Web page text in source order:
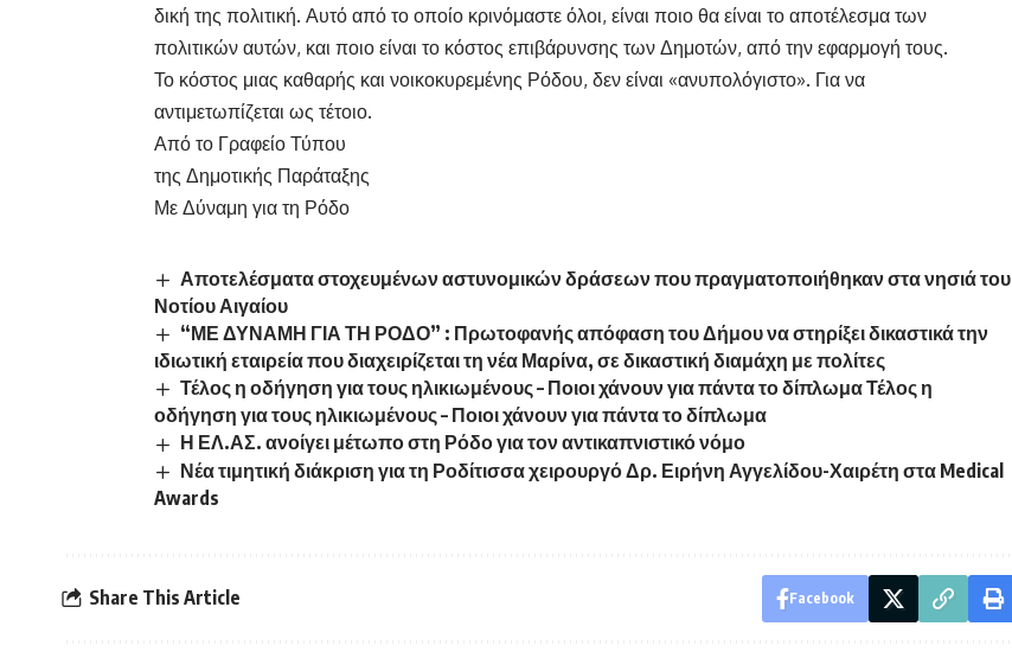
δική της πολιτική. Αυτό από το οποίο κρινόμαστε όλοι, είναι ποιο θα είναι το αποτέλεσμα των
πολιτικών αυτών, και ποιο είναι το κόστος επιβάρυνσης των Δημοτών, από την εφαρμογή τους.
Το κόστος μιας καθαρής και νοικοκυρεμένης Ρόδου, δεν είναι «ανυπολόγιστο». Για να
αντιμετωπίζεται ως τέτοιο.
Από το Γραφείο Τύπου
της Δημοτικής Παράταξης
Με Δύναμη για τη Ρόδο
Αποτελέσματα στοχευμένων αστυνομικών δράσεων που πραγματοποιήθηκαν στα νησιά του
Νοτίου Αιγαίου
“ΜΕ ΔΥΝΑΜΗ ΓΙΑ ΤΗ ΡΟΔΟ” : Πρωτοφανής απόφαση του Δήμου να στηρίξει δικαστικά την
ιδιωτική εταιρεία που διαχειρίζεται τη νέα Μαρίνα, σε δικαστική διαμάχη με πολίτες
Τέλος η οδήγηση για τους ηλικιωμένους – Ποιοι χάνουν για πάντα το δίπλωμα Τέλος η
οδήγηση για τους ηλικιωμένους – Ποιοι χάνουν για πάντα το δίπλωμα
Η ΕΛ.ΑΣ. ανοίγει μέτωπο στη Ρόδο για τον αντικαπνιστικό νόμο
Νέα τιμητική διάκριση για τη Ροδίτισσα χειρουργό Δρ. Ειρήνη Αγγελίδου-Χαιρέτη στα Medical
Awards
Share This Article Facebook